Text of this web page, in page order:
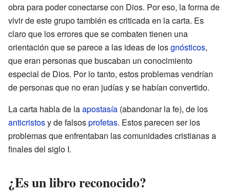
obra para poder conectarse con Dios. Por eso, la forma de
vivir de este grupo también es criticada en la carta. Es
claro que los errores que se combaten tienen una
orientación que se parece a las ideas de losgnósticos,
que eran personas que buscaban un conocimiento
especial de Dios. Por lo tanto, estos problemas vendrían
de personas que no eran judías y se habían convertido.
La carta habla de laapostasía (abandonar la fe), de los
anticristosy de falsosprofetas. Estos parecen ser los
problemas que enfrentaban las comunidades cristianas a
finales del siglo I.
¿Es un libro reconocido?